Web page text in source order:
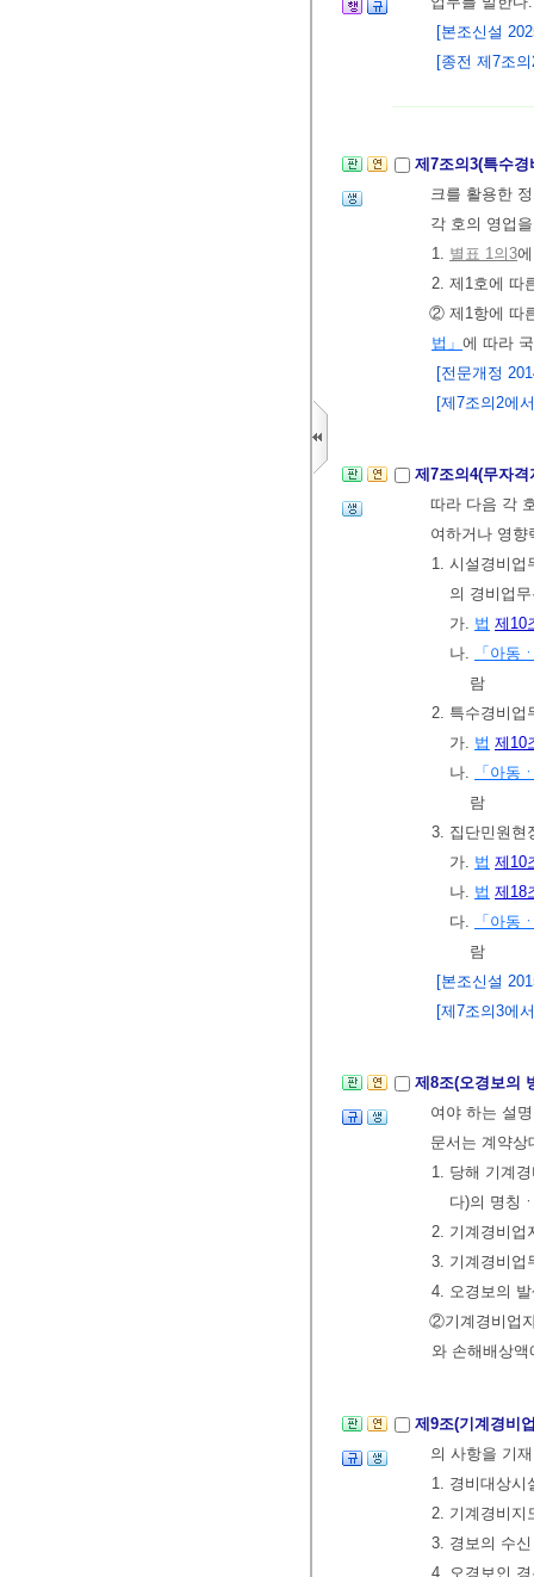
[본조신설
[종전 제7조
제7조의3(특수
크를 활용한
각 호의 영업
1. 별표 1의3
2. 제1호에 따
② 제1항에 따
법」 에 따라
[전문개정
[제7조의2에
제7조의4(무자
따라 다음 각
여하거나 영
1. 시설경비업
의 경비업
가. 법 제10
나.
「아동
람
2. 특수경비업
가. 법 제10
나.
「아동
람
3. 집단민원현
가. 법 제10
나. 법 제18
다.
「아동
람
[본조신설
[제7조의3에
제8조(오경보의
여야 하는 설
문서는 계약
1. 당해 기계
다)의 명칭
2. 기계경비업
3. 기계경비업
4. 오경보의
②기계경비업
와 손해배상
제9조(기계경비
의 사항을 기
1. 경비대상시
2. 기계경비지
3. 경보의 수
4. 오경보인